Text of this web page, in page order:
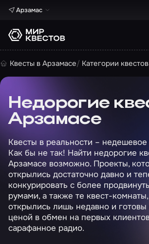
Арзамас
Квесты в Арзамасе Категории
Недорогие
Арзамасе
Квесты в реальности – недешевое
Как бы не так! Найти недорогие
Арзамасе возможно. Проекты,
открылись достаточно давно и
конкурировать с более
румами, а также те квест-
открылись лишь недавно и готовы
ценой в обмен на первых
сарафанное радио.